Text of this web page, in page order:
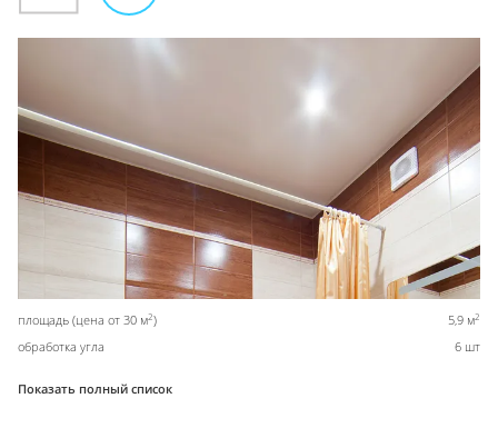
площадь (цена от 30 м2) 5,9 м2
обработка угла 6 шт
Показать полный список